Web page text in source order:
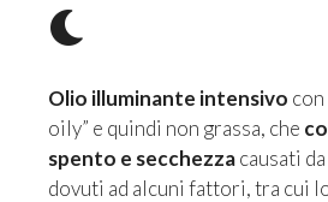
Olio illuminante intensivo con
oily” e quindi non grassa, che
spento e secchezzacausati
dovuti ad alcuni fattori, tra cui